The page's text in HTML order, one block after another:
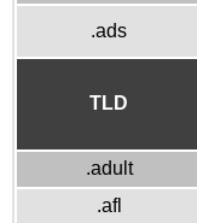
.ads
TLD
.adult
.afl